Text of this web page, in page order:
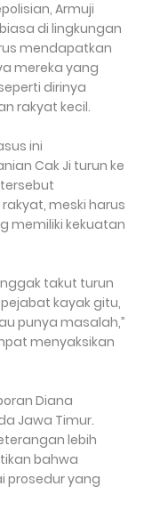
Armuji
di lingkungan
mendapatkan
mereka yang
dirinya
rakyat kecil.
ini
Cak Ji turun ke
meski harus
memiliki kekuatan
nggak takut turun
kayak gitu,
punya masalah,”
menyaksikan
Diana
Jawa Timur.
lebih
bahwa
prosedur yang